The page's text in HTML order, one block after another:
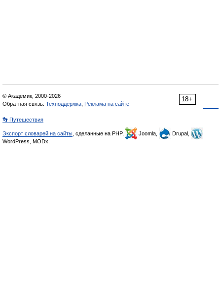
18+
© Академик, 2000-2026
Обратная связь: Техподдержка Реклама на сайте
👣 Путешествия
Экспорт словарей на сайты , сделанные на PHP, Joomla,
Drupal,
WordPress, MODx.